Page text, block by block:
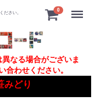
ださい。
0 Menu
なる場合がございま
合わせください。
みどり